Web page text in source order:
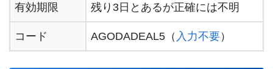
有効期限 残り3日とあるが正確には不明
コード AGODADEAL5（ 入力不要）